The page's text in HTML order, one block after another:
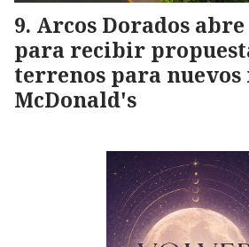
Arcos Dorados
para recibir
terrenos para
McDonald's